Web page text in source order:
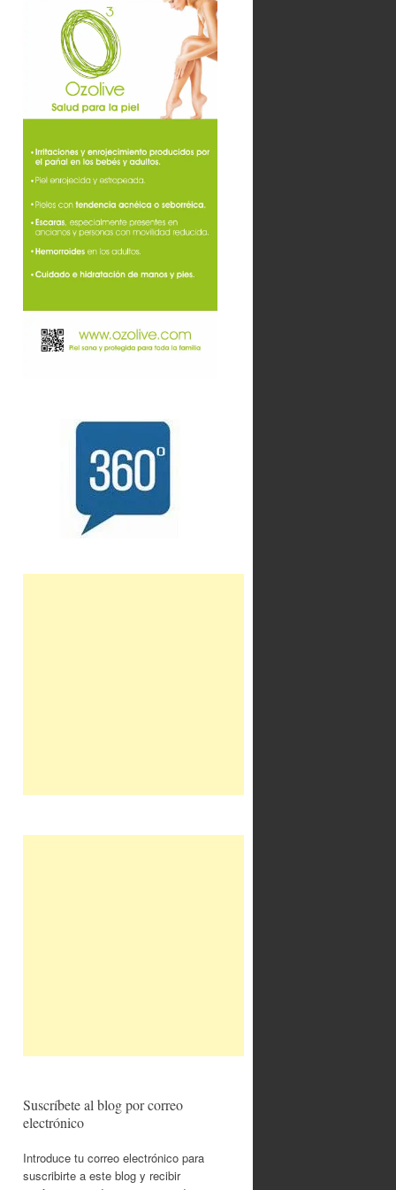
Suscríbete al blog por correo
electrónico
Introduce tu correo electrónico para
suscribirte a este blog y recibir